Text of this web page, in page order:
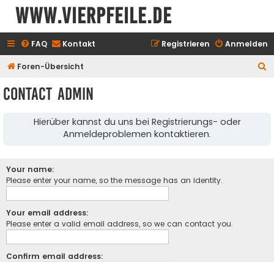
www.vierpfeile.de
FAQ Kontakt Anmelden
Registrieren
Foren-Übersicht
Contact Admin
Hierüber kannst du uns bei Registrierungs- oder
Anmeldeproblemen kontaktieren.
Your name:
Please enter your name, so the message has an identity.
Your email address:
Please enter a valid email address, so we can contact you.
Confirm email address: